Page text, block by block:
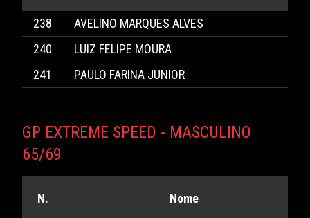
238
AVELINO MARQUES ALVES
240
LUIZ FELIPE MOURA
241
PAULO FARINA JUNIOR
GP EXTREME SPEED - MASCULINO
65/69
N. Nome